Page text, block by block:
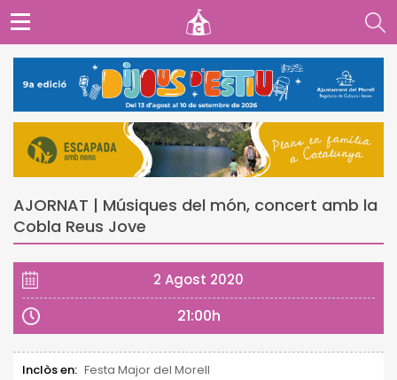
AJORNAT | Músiques del món, concert amb la
Cobla Reus Jove
2 Agost 2020
21:00h
Inclòs en: Festa Major del Morell